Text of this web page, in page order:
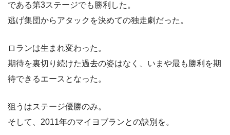
である第3ステージでも勝利した。
逃げ集団からアタックを決めての独走劇だった。
ロランは生まれ変わった。
期待を裏切り続けた過去の姿はなく、いまや最も勝利を期
待できるエースとなった。
狙うはステージ優勝のみ。
そして、2011年のマイヨブランとの訣別を。